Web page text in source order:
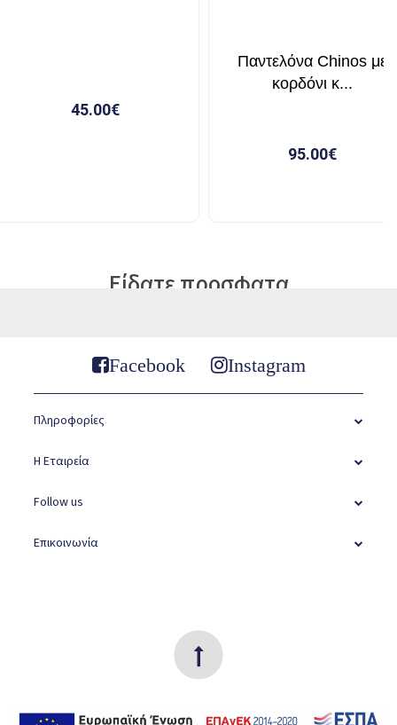
Είδατε προσφατα
Facebook Instagram
Πληροφορίες
Η Εταιρεία
Follow us
Επικοινωνία